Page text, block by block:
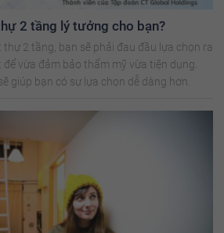
2 tầng lý tưởng cho bạn?
2 tầng, bạn sẽ phải đau đầu lựa chọn ra
vừa đảm bảo thẩm mỹ vừa tiện dụng.
giúp bạn có sự lựa chọn dễ dàng hơn.